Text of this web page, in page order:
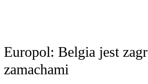
Europol: Belgia jest
zamachami